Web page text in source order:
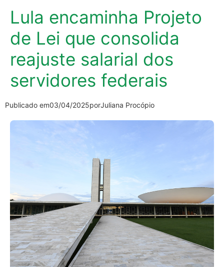
Lula encaminha Projeto
de Lei que consolida
reajuste salarial dos
servidores federais
Publicado em03/04/2025porJuliana Procópio